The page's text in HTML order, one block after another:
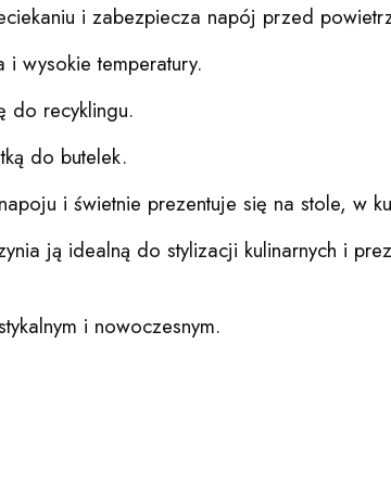
i zabezpiecza napój przed
wysokie temperatury.
do recyklingu.
do butelek.
i świetnie prezentuje się na stole, w
ją idealną do stylizacji kulinarnych i
i nowoczesnym.